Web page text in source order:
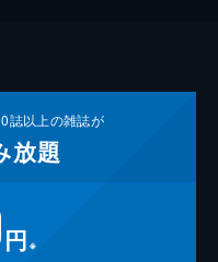
誌以上の雑誌が
放題
円 ※